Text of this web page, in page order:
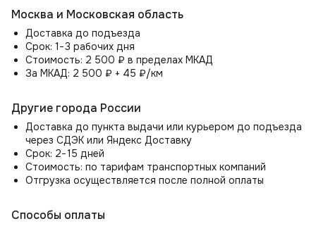
и стиля, обеспечивая удобное размещение
Офисы: Диван в офис отлично подойдёт для офисных
пространств, обеспечивая комфортные места для
отдыха.
аксессуар, который добавит уют и комфорт в любое
пространство, а также акцентирует внимание на вашем
вкусном выборе.
Москва и Московская область
Доставка до подъезда
Срок: 1−3 рабочих дня
Стоимость: 2 500 ₽ в пределах МКАД
За МКАД: 2 500 ₽ + 45 ₽/км
Другие города России
Доставка до пункта выдачи или курьером до подъезда
через СДЭК или Яндекс Доставку
Срок: 2−15 дней
Стоимость: по тарифам транспортных компаний
Отгрузка осуществляется после полной оплаты
Способы оплаты